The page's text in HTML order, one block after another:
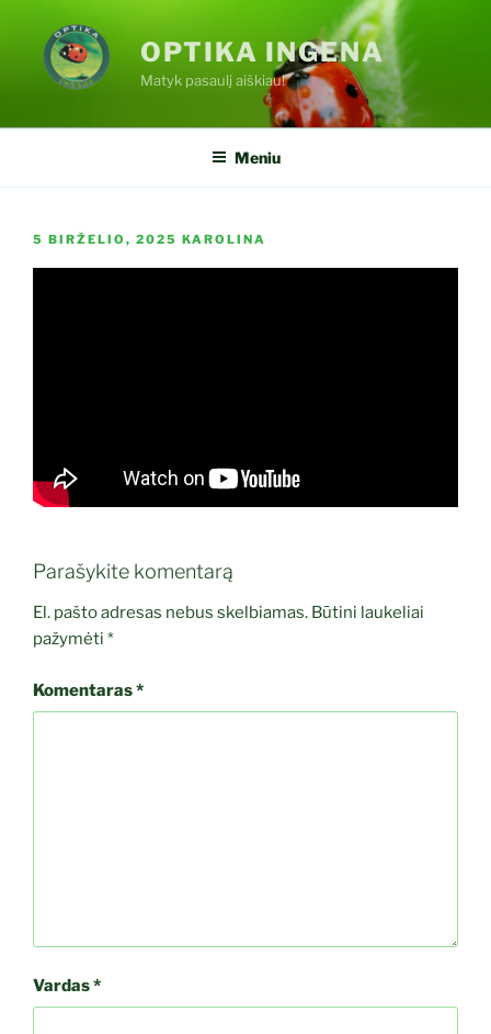
turinio
OPTIKA INGENA
Matyk pasaulį aiškiau!
Meniu
PASKELBTA
5 BIRŽELIO, 2025 KAROLINA
Parašykite komentarą
El. pašto adresas nebus skelbiamas. Būtini laukeliai
pažymėti *
Komentaras*
Vardas*